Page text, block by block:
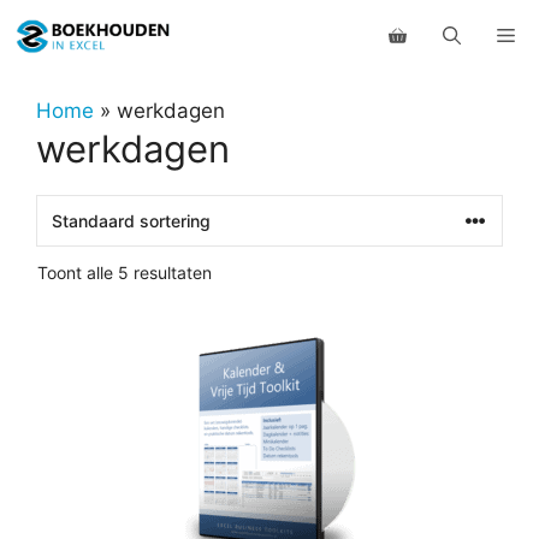
naar
inhoudHome » werkdagen
werkdagen
Toont alle 5 resultaten